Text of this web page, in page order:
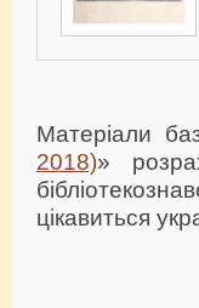
Матеріали
2018)»
цікавиться